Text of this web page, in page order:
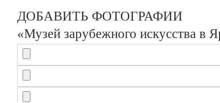
ДОБАВИТЬ ФОТОГРАФИИ
«Музей зарубежного искусства в